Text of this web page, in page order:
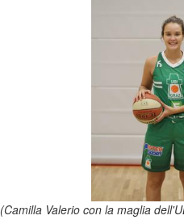
(Camilla Valerio con la maglia